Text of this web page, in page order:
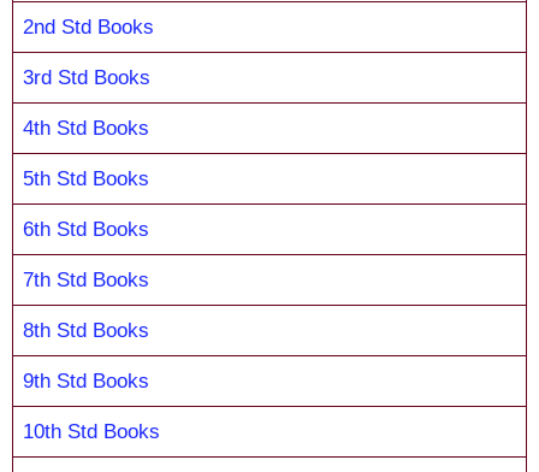
2nd Std Books
3rd Std Books
4th Std Books
5th Std Books
6th Std Books
7th Std Books
8th Std Books
9th Std Books
10th Std Books